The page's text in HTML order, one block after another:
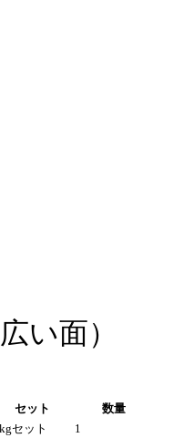
い面）
セット
数量
セット
1